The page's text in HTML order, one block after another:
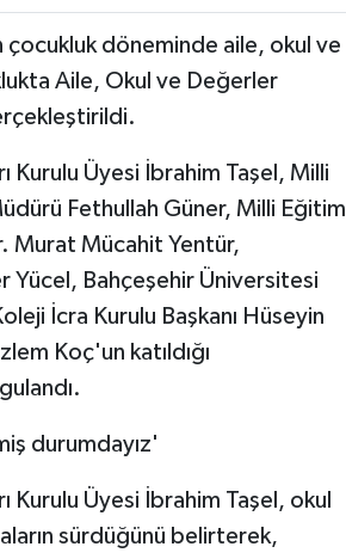
çocukluk döneminde aile, okul ve
Aile, Okul ve Değerler
Kurulu Üyesi İbrahim Taşel, Milli
Fethullah Güner, Milli Eğitim
Murat Mücahit Yentür,
Yücel, Bahçeşehir Üniversitesi
İcra Kurulu Başkanı Hüseyin
Koç'un katıldığı
durumdayız'
Kurulu Üyesi İbrahim Taşel, okul
sürdüğünü belirterek,